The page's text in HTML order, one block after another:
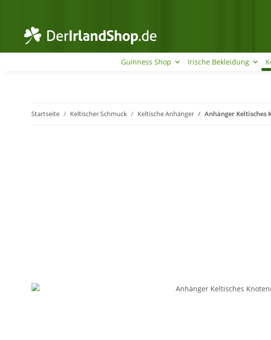
Guinness Shop Irische Bekleidung
Startseite Keltischer Schmuck Keltische Anhänger Anhänger Keltisches